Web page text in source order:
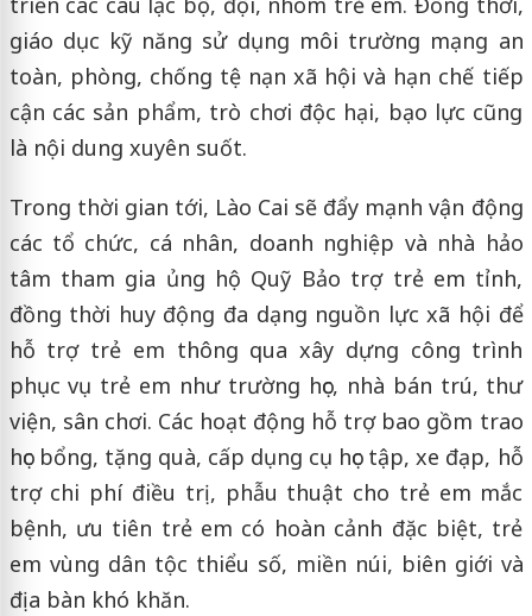
giáo dục kỹ năng sử dụng môi trường mạng an
toàn, phòng, chống tệ nạn xã hội và hạn chế tiếp
cận các sản phẩm, trò chơi độc hại, bạo lực cũng
là nội dung xuyên suốt.
Trong thời gian tới, Lào Cai sẽ đẩy mạnh vận động
các tổ chức, cá nhân, doanh nghiệp và nhà hảo
tâm tham gia ủng hộ Quỹ Bảo trợ trẻ em tỉnh,
đồng thời huy động đa dạng nguồn lực xã hội để
hỗ trợ trẻ em thông qua xây dựng công trình
phục vụ trẻ em như trường học, nhà bán trú, thư
viện, sân chơi. Các hoạt động hỗ trợ bao gồm trao
học bổng, tặng quà, cấp dụng cụ học tập, xe đạp, hỗ
trợ chi phí điều trị, phẫu thuật cho trẻ em mắc
bệnh, ưu tiên trẻ em có hoàn cảnh đặc biệt, trẻ
em vùng dân tộc thiểu số, miền núi, biên giới và
địa bàn khó khăn.